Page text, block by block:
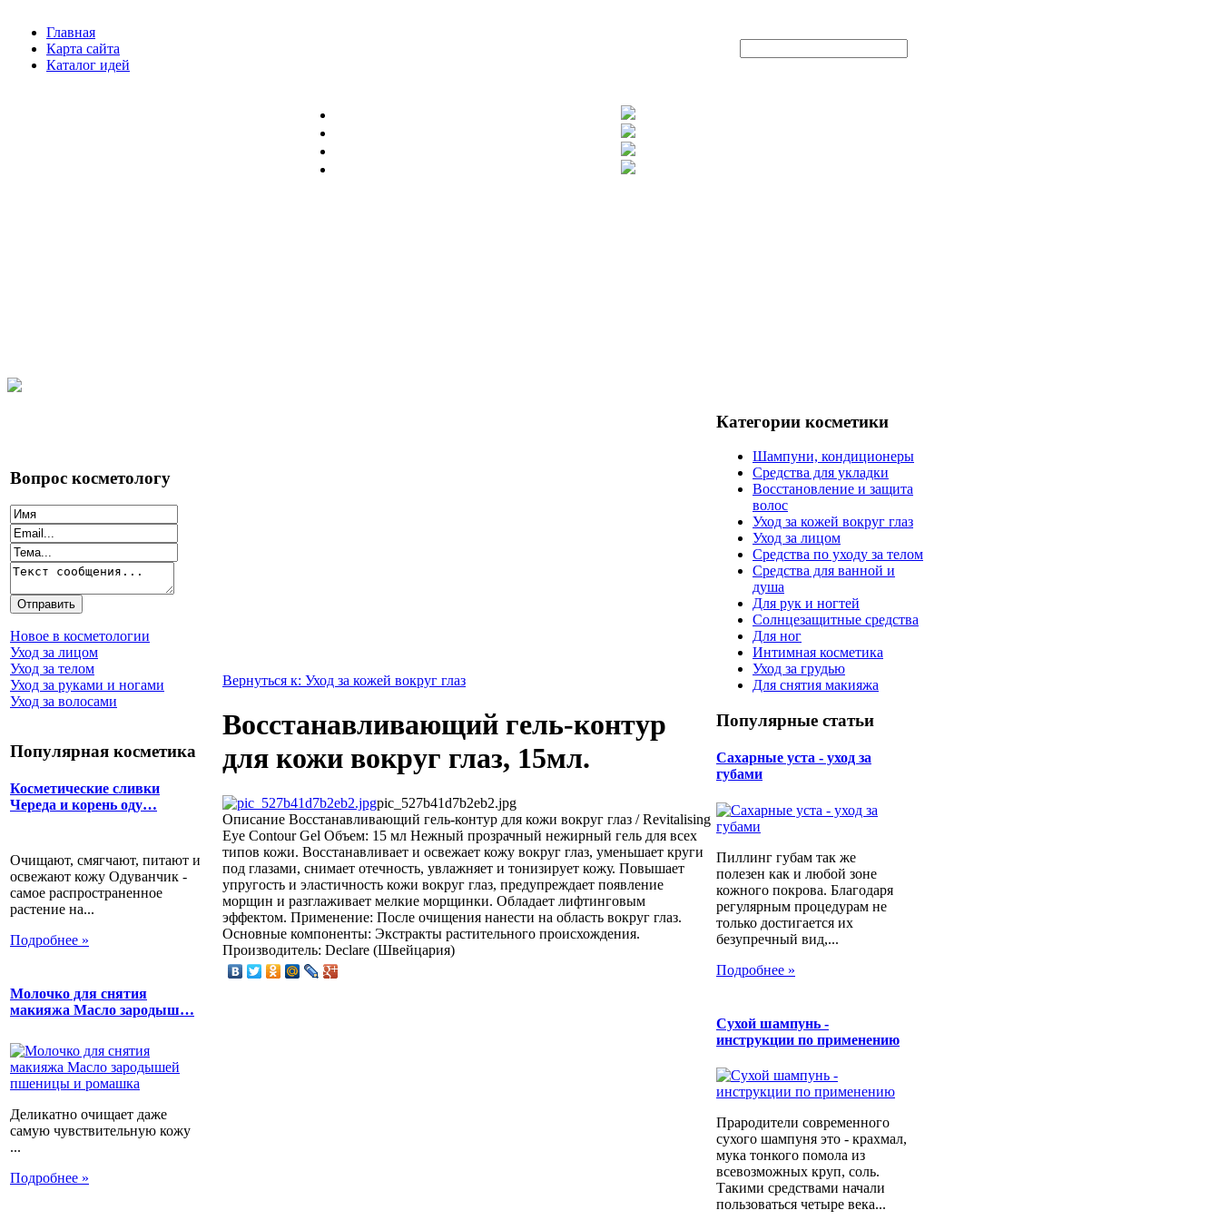
Главная
Карта сайта
Каталог идей
Вопрос косметологу
Новое в косметологии
Уход за лицом
Уход за телом
Уход за руками и ногами
Уход за волосами
Популярная косметика
Косметические сливки
Череда и корень оду…
Очищают, смягчают, питают и
освежают кожу Одуванчик -
самое распространенное
растение на...
Подробнее »
Молочко для снятия
макияжа Масло зародыш…
Деликатно очищает даже
самую чувствительную кожу
...
Подробнее »
Вернуться к: Уход за кожей вокруг глаз
Восстанавливающий гель-контур
для кожи вокруг глаз, 15мл.
pic_527b41d7b2eb2.jpg
Описание Восстанавливающий гель-контур для кожи вокруг глаз / Revitalising
Eye Contour Gel Объем: 15 мл Нежный прозрачный нежирный гель для всех
типов кожи. Восстанавливает и освежает кожу вокруг глаз, уменьшает круги
под глазами, снимает отечность, увлажняет и тонизирует кожу. Повышает
упругость и эластичность кожи вокруг глаз, предупреждает появление
морщин и разглаживает мелкие морщинки. Обладает лифтинговым
эффектом. Применение: После очищения нанести на область вокруг глаз.
Основные компоненты: Экстракты растительного происхождения.
Производитель: Declare (Швейцария)
Категории косметики
Шампуни, кондиционеры
Средства для укладки
Восстановление и защита
волос
Уход за кожей вокруг глаз
Уход за лицом
Средства по уходу за телом
Средства для ванной и
душа
Для рук и ногтей
Солнцезащитные средства
Для ног
Интимная косметика
Уход за грудью
Для снятия макияжа
Популярные статьи
Сахарные уста - уход за
губами
Пиллинг губам так же
полезен как и любой зоне
кожного покрова. Благодаря
регулярным процедурам не
только достигается их
безупречный вид,...
Подробнее »
Сухой шампунь -
инструкции по применению
Прародители современного
сухого шампуня это - крахмал,
мука тонкого помола из
всевозможных круп, соль.
Такими средствами начали
пользоваться четыре века...